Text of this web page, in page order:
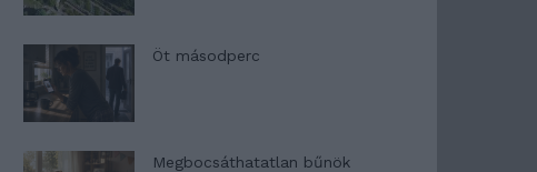
Öt másodperc
Megbocsáthatatlan bűnök